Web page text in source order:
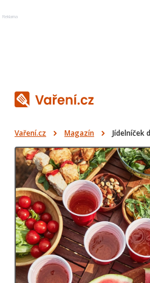
Reklama
Vaření.cz Magazín Jídelníček do